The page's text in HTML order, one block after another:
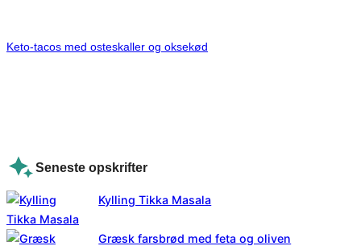
Keto-tacos med osteskaller og oksekød
Seneste opskrifter
Kylling Tikka Masala
Græsk farsbrød med feta og oliven